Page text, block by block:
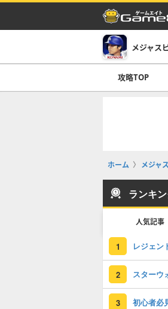
メジャス
攻略TOP
ホーム メジャ
ランキ
人気記事
1 レジェン
2 スターウ
3 初心者必